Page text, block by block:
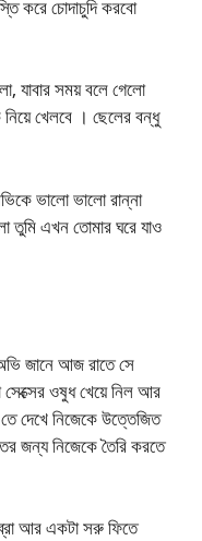
করে চোদাচুদি করবো
যাবার সময় বলে গেলো
খেলবে । ছেলের বন্ধু
ভালো ভালো রান্না
তুমি এখন তোমার ঘরে যাও
জানে আজ রাতে সে
সেক্সের ওষুধ খেয়ে নিল আর
দেখে নিজেকে উত্তেজিত
জন্য নিজেকে তৈরি করতে
আর একটা সরু ফিতে